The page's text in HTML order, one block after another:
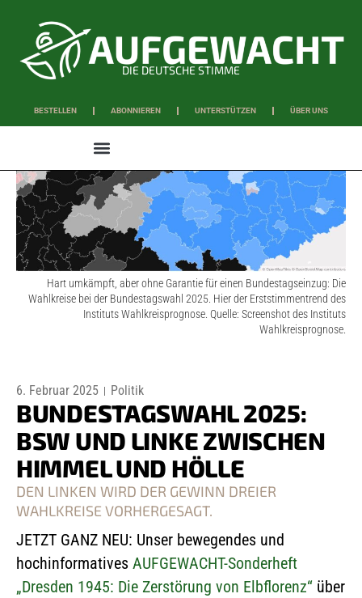
DIE DEUTSCHE STIMME
BESTELLEN ABONNIEREN UNTERSTÜTZEN ÜBER UNS
Hart umkämpft, aber ohne Garantie für einen Bundestagseinzug: Die
Wahlkreise bei der Bundestagswahl 2025. Hier der Erststimmentrend des
Instituts Wahlkreisprognose. Quelle: Screenshot des Instituts
Wahlkreisprognose.
6. Februar 2025 Politik
BUNDESTAGSWAHL 2025:
BSW UND LINKE ZWISCHEN
HIMMEL UND HÖLLE
DEN LINKEN WIRD DER GEWINN DREIER
WAHLKREISE VORHERGESAGT.
JETZT GANZ NEU: Unser bewegendes und
hochinformatives AUFGEWACHT-Sonderheft
„Dresden 1945: Die Zerstörung von Elbflorenz“ über